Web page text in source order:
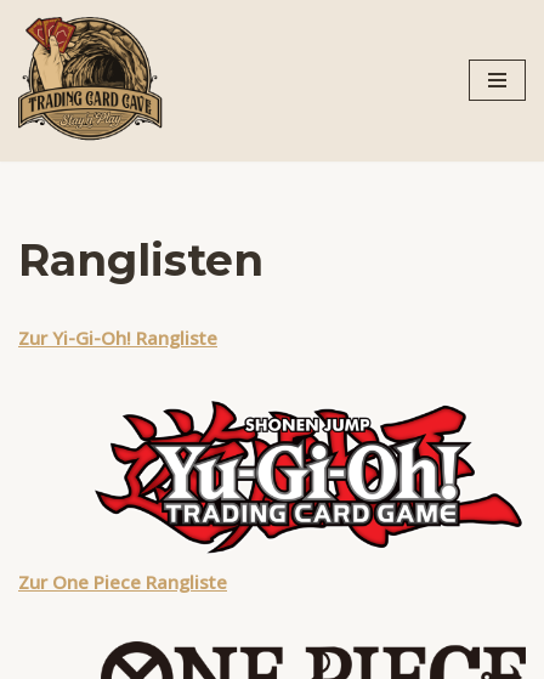
Zum
Inhalt
springen
Ranglisten
Zur Yi-Gi-Oh! Rangliste
Zur One Piece Rangliste